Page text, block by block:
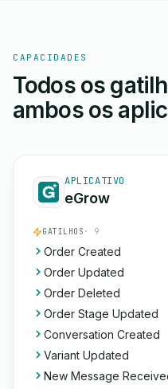
CAPACIDADES
Todos os
ambos os
APLICATIVO
eGrow
GATILHOS · 9
Order Created
Order Updated
Order Deleted
Order Stage Updated
Conversation Created
Variant Updated
New Message